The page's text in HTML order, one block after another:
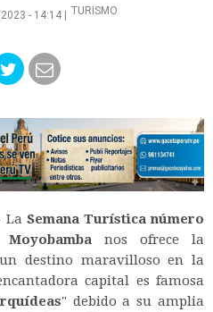
- 14:14 |
TURISMO
La Semana Turística número
nos ofrece la
destino maravilloso en la
capital es famosa
" debido a su amplia